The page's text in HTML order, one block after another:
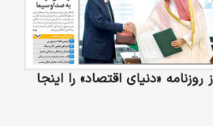
«دنیای‌ اقتصاد» را اینجا